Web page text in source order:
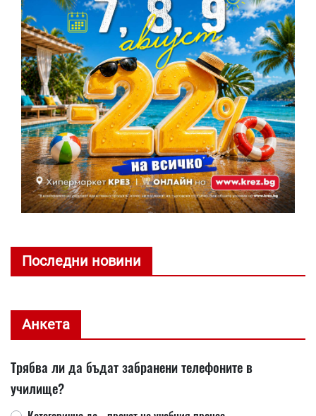
Последни новини
Анкета
Трябва ли да бъдат забранени телефоните в
училище?